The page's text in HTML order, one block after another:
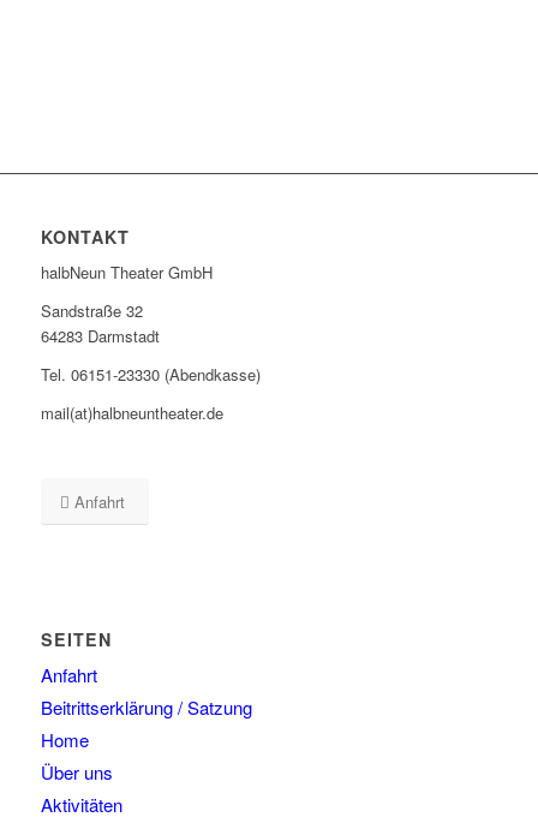
KONTAKT
halbNeun Theater GmbH
Sandstraße 32
64283 Darmstadt
Tel. 06151-23330 (Abendkasse)
mail(at)halbneuntheater.de
Anfahrt
SEITEN
Anfahrt
Beitrittserklärung / Satzung
Home
Über uns
Aktivitäten